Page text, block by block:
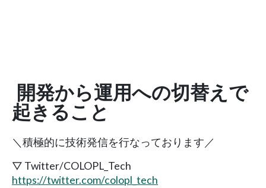
開発から運用への切替えで
起きること
＼積極的に技術発信を行なっております／
▽ Twitter/COLOPL_Tech
https://twitter.com/colopl_tech